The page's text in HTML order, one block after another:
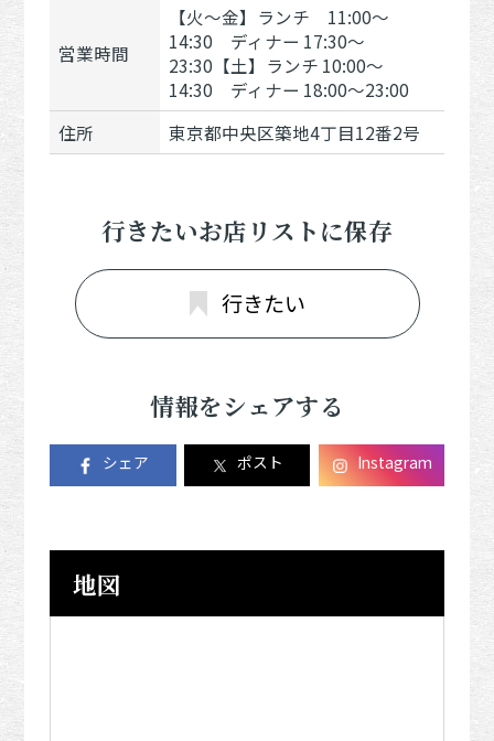
営業時間
【火～金】ランチ 11:00～
14:30 ディナー 17:30～
23:30【土】ランチ 10:00～
14:30 ディナー 18:00～23:00
住所
東京都中央区築地4丁目12番2号
行きたいお店リストに保存
行きたい
情報をシェアする
シェア ポスト Instagram
地図